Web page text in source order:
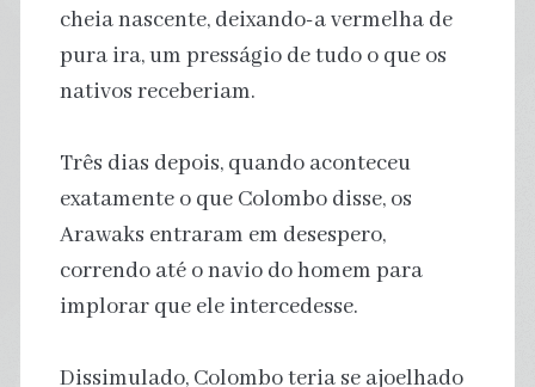
cheia nascente, deixando-a vermelha de
pura ira, um presságio de tudo o que os
nativos receberiam.
Três dias depois, quando aconteceu
exatamente o que Colombo disse, os
Arawaks entraram em desespero,
correndo até o navio do homem para
implorar que ele intercedesse.
Dissimulado, Colombo teria se ajoelhado